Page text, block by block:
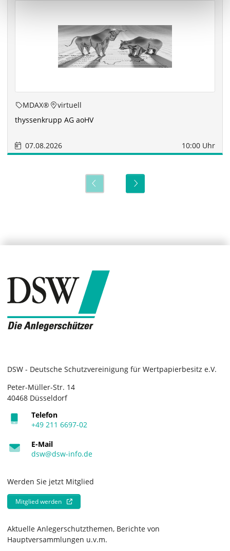
MDAX®
virtuell
thyssenkrupp AG aoHV
07.08.2026 10:00 Uhr
DSW - Deutsche Schutzvereinigung für Wertpapierbesitz e.V.
Peter-Müller-Str. 14
40468 Düsseldorf
Telefon
+49 211 6697-02
E-Mail
dsw@dsw-info.de
Werden Sie jetzt Mitglied
Mitglied werden
Aktuelle Anlegerschutzthemen, Berichte von
Hauptversammlungen u.v.m.